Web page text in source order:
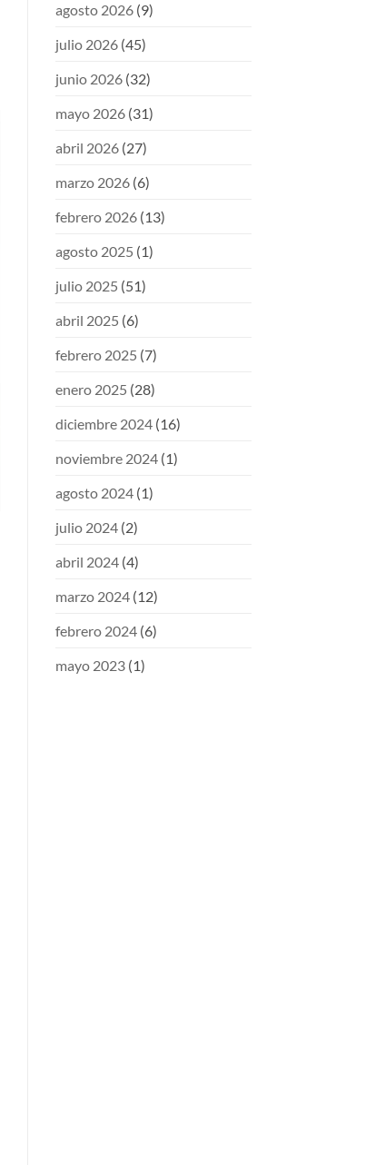
agosto 2026(9)
julio 2026(45)
junio 2026(32)
mayo 2026(31)
abril 2026(27)
marzo 2026(6)
febrero 2026(13)
agosto 2025 (1)
julio 2025 (51)
abril 2025 (6)
febrero 2025 (7)
enero 2025 (28)
diciembre 2024(16)
noviembre 2024(1)
agosto 2024(1)
julio 2024(2)
abril 2024(4)
marzo 2024(12)
febrero 2024(6)
mayo 2023(1)